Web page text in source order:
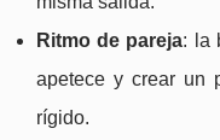
Ritmo de pareja: la
apetece y crear un
rígido.